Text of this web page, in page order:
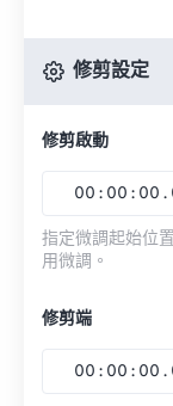
修剪設定
修剪啟動
00 : 00 : 00 .
指定微調起始位
用微調。
修剪端
00 : 00 : 00 .